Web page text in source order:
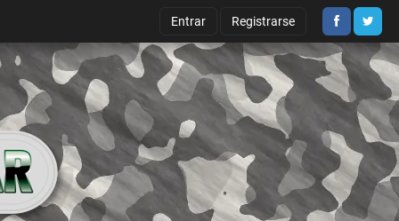
Entrar Registrarse